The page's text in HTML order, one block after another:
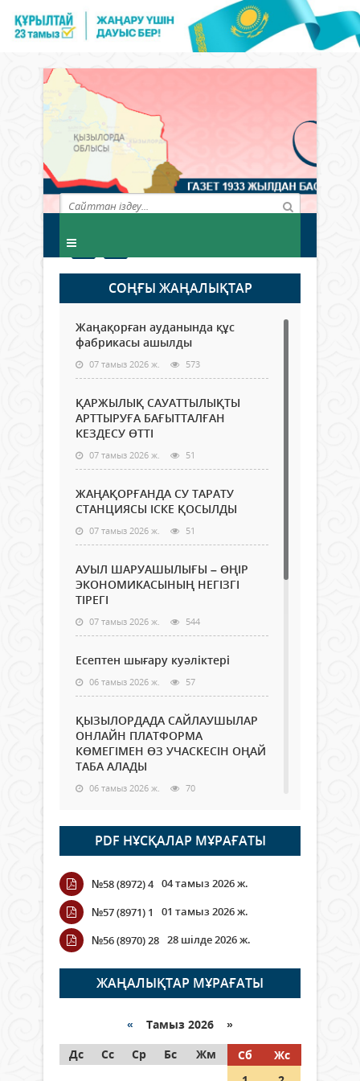
СОҢҒЫ ЖАҢАЛЫҚТАР
Жаңақорған ауданында құс
фабрикасы ашылды
07 тамыз 2026 ж. 573
ҚАРЖЫЛЫҚ САУАТТЫЛЫҚТЫ
АРТТЫРУҒА БАҒЫТТАЛҒАН
КЕЗДЕСУ ӨТТІ
07 тамыз 2026 ж. 51
ЖАҢАҚОРҒАНДА СУ ТАРАТУ
СТАНЦИЯСЫ ІСКЕ ҚОСЫЛДЫ
07 тамыз 2026 ж. 51
АУЫЛ ШАРУАШЫЛЫҒЫ – ӨҢІР
ЭКОНОМИКАСЫНЫҢ НЕГІЗГІ
ТІРЕГІ
07 тамыз 2026 ж. 544
Есептен шығару куәліктері
06 тамыз 2026 ж. 57
ҚЫЗЫЛОРДАДА САЙЛАУШЫЛАР
ОНЛАЙН ПЛАТФОРМА
КӨМЕГІМЕН ӨЗ УЧАСКЕСІН ОҢАЙ
ТАБА АЛАДЫ
06 тамыз 2026 ж. 70
Open Air: Қызылорда облысы
полиция департаменті 20
мыңнан астам көрерменнің
қауіпсіздігін қамтамасыз етті
06 тамыз 2026 ж.
Wi-Fi ҚАБЫРҒА АРҚЫЛЫ ҚАЛАЙ
ӨТЕДІ?
06 тамыз 2026 ж. 252
граждане Казахстана,
05 тамыз 2026 ж. 131
PDF НҰСҚАЛАР МҰРАҒАТЫ
№58 (8972) 4 04 тамыз 2026 ж.
№57 (8971) 1
01 тамыз 2026 ж.
№56 (8970) 28 28 шілде 2026 ж.
ЖАҢАЛЫҚТАР МҰРАҒАТЫ
« Тамыз 2026 »
Дс
Сс Ср Бс Жм Сб
Жс